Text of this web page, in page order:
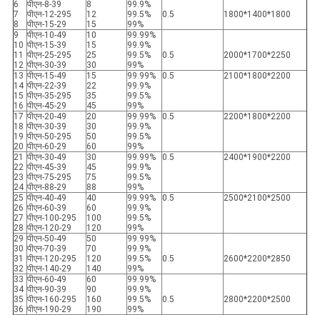
6
7
8
पीएन-8-39
पीएन-12-295
पीएन-15-29
8
12
15
99.9%
99.5%
99%
0.5 1800*1400*1800
9
10
11
12
पीएन-10-49
पीएन-15-39
पीएन-25-295
पीएन-30-39
10
15
25
30
99.99%
99.9%
99.5%
99%
0.5 2000*1700*2250
13
14
15
16
पीएन-15-49
पीएन-22-39
पीएन-35-295
पीएन-45-29
15
22
35
45
99.99%
99.9%
99.5%
99%
0.5 2100*1800*2200
17
18
19
20
पीएन-20-49
पीएन-30-39
पीएन-50-295
पीएन-60-29
20
30
50
60
99.99%
99.9%
99.5%
99%
0.5 2200*1800*2200
21
22
23
24
पीएन-30-49
पीएन-45-39
पीएन-75-295
पीएन-88-29
30
45
75
88
99.99%
99.9%
99.5%
99%
0.5 2400*1900*2200
25
26
27
28
पीएन-40-49
पीएन-60-39
पीएन-100-295
पीएन-120-29
40
60
100
120
99.99%
99.9%
99.5%
99%
0.5 2500*2100*2500
29
30
31
32
पीएन-50-49
पीएन-70-39
पीएन-120-295
पीएन-140-29
50
70
120
140
99.99%
99.9%
99.5%
99%
0.5 2600*2200*2850
33
34
35
36
पीएन-60-49
पीएन-90-39
पीएन-160-295
पीएन-190-29
60
90
160
190
99.99%
99.9%
99.5%
99%
0.5 2800*2200*2500